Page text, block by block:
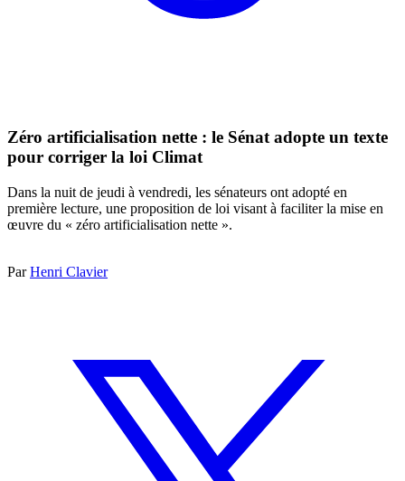
Zéro artificialisation nette : le Sénat adopte un texte
pour corriger la loi Climat
Dans la nuit de jeudi à vendredi, les sénateurs ont adopté en
première lecture, une proposition de loi visant à faciliter la mise en
œuvre du « zéro artificialisation nette ».
ParHenri Clavier